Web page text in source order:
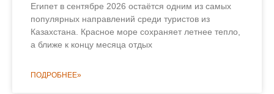
Египет в сентябре 2026 остаётся одним из самых
популярных направлений среди туристов из
Казахстана. Красное море сохраняет летнее тепло,
а ближе к концу месяца отдых
ПОДРОБНЕЕ»